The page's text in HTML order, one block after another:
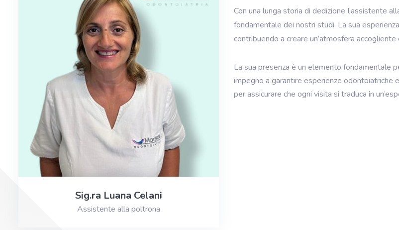
Sig.ra Luana Celani
Assistente alla poltrona
Con una lunga storia di dedizione, l’assistente
fondamentale dei nostri studi. La sua
contribuendo a creare un’atmosfera accogliente
La sua presenza è un elemento fondamentale
impegno a garantire esperienze odontoiatriche
per assicurare che ogni visita si traduca in